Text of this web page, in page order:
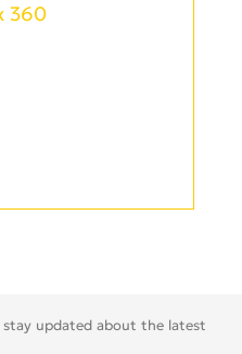
360
updated about the latest